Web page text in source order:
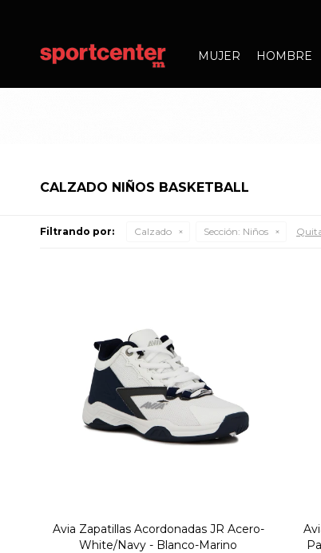
MUJER HOMBRE
CALZADO NIÑOS BASKETBALL
Filtrando por: Calzado Sección: Niños
Avia Zapatillas Acordonadas JR Acero-
White/Navy - Blanco-Marino